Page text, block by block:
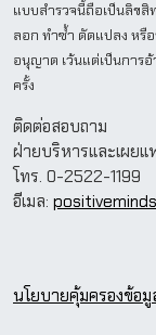
แบบสำรวจนี้ถือเป็นลิขสิ
ลอก ทำซ้ำ ดัดแปลง หรื
อนุญาต เว้นแต่เป็นการ
ครั้ง
ติดต่อสอบถาม
ฝ่ายบริหารและเผยแ
โทร. 0-2522-1199
อีเมล:
นโยบายคุ้มครองข้อ